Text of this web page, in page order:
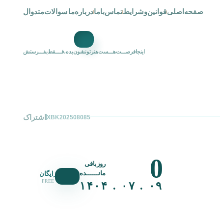
صفحه‌اصلیقوانین‌و‌شرایطتماس‌با‌مادرباره‌ما سوالات‌متدوال
اینجافرصـــت‌هـــست‌هنرتونشون‌بده،فــــقط‌بفـــرستش
XBK202508085 اشتراک
0
روزباقی
مانــــــده
۰۹ . ۰۷ . ۱۴۰۴
رایگان
FREE